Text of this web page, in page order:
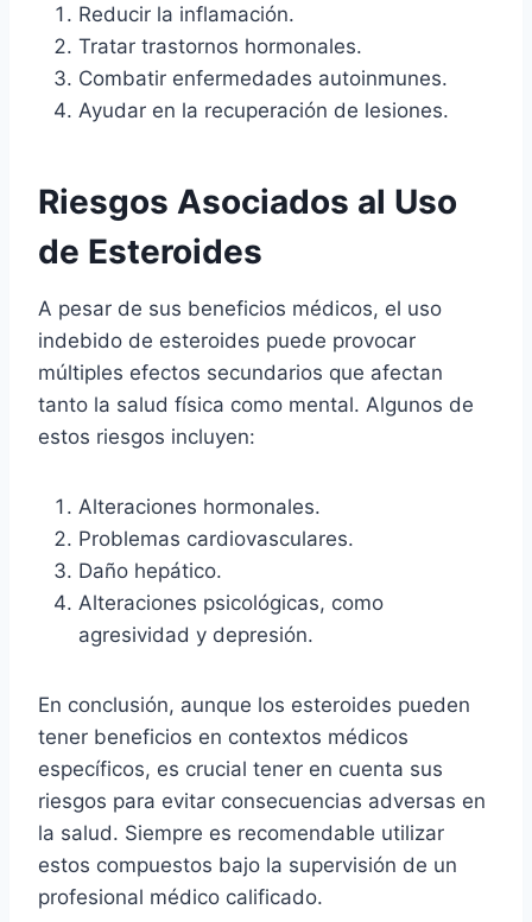
Reducir la inflamación.
Tratar trastornos hormonales.
Combatir enfermedades autoinmunes.
Ayudar en la recuperación de lesiones.
Riesgos Asociados al Uso
de Esteroides
A pesar de sus beneficios médicos, el uso
indebido de esteroides puede provocar
múltiples efectos secundarios que afectan
tanto la salud física como mental. Algunos de
estos riesgos incluyen:
Alteraciones hormonales.
Problemas cardiovasculares.
Daño hepático.
Alteraciones psicológicas, como
agresividad y depresión.
En conclusión, aunque los esteroides pueden
tener beneficios en contextos médicos
específicos, es crucial tener en cuenta sus
riesgos para evitar consecuencias adversas en
la salud. Siempre es recomendable utilizar
estos compuestos bajo la supervisión de un
profesional médico calificado.